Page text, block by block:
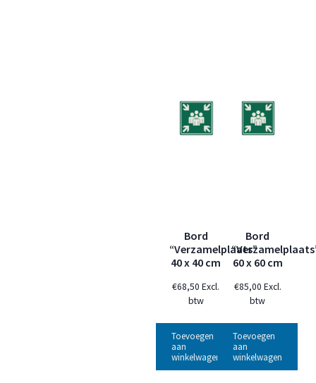
Bord
“Verzamelplaats”
40 x 40 cm
€68,50 Excl.
btw
Toevoegen
aan
winkelwagen
Bord
60 x 60 cm
€85,00 Excl.
btw
Toevoegen
aan
winkelwagen